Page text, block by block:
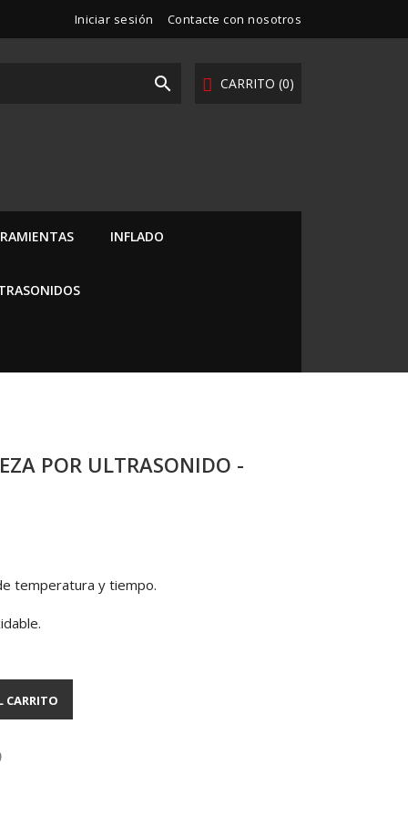
Iniciar sesión Contacte con nosotros
CARRITO (0)

INFLADO
POR ULTRASONIDO -
temperatura y tiempo.
CARRITO